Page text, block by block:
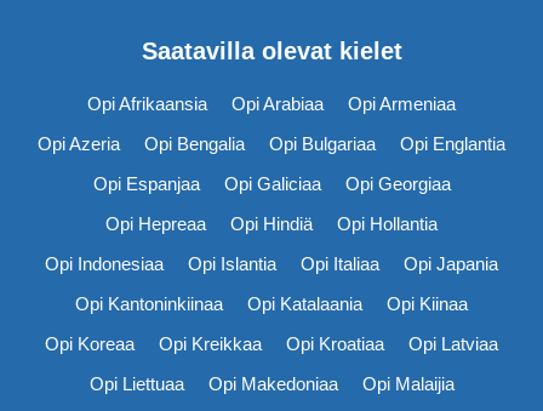
Saatavilla olevat kielet
Opi Afrikaansia Opi Arabiaa
Opi Armeniaa
Opi Azeria
Opi Bengalia Opi Bulgariaa
Opi Englantia
Opi Espanjaa
Opi Galiciaa
Opi Georgiaa
Opi Hepreaa
Opi Hindiä
Opi Hollantia
Opi Indonesiaa
Opi Islantia Opi Italiaa
Opi Japania
Opi Kantoninkiinaa
Opi Katalaania
Opi Kiinaa
Opi Koreaa
Opi Kreikkaa Opi Kroatiaa
Opi Latviaa
Opi Liettuaa
Opi Makedoniaa
Opi Malaijia